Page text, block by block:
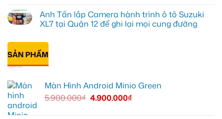
Quận
12
Minio
Green
cho
XL7
Quận
9
vì
thiếu
ích
lắp
Android
box
EX2
Quận
1,
nâng
bình
luận
ở
Bảy
bi
gầm
ô
Ford
Everest
tại
Anh Tấn lắp Camera hành trình ô tô Suzuki
XL7 tại Quận 12 để ghi lại mọi cung đường
có
luận
ở
Anh
Camera
trình
SẢN PHẨM
Màn Hình Android Minio Green
5.900.000₫ 4.900.000₫